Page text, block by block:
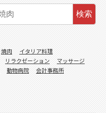
検索
焼肉
イタリア料理
リラクゼーション
マッサージ
動物病院
会計事務所